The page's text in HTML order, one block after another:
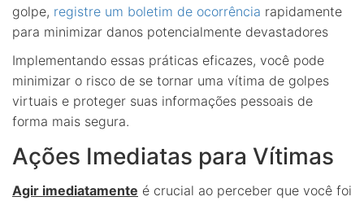
golpe, registre um boletim de ocorrência rapidamente
para minimizar danos potencialmente devastadores
Implementando essas práticas eficazes, você pode
minimizar o risco de se tornar uma vítima de golpes
virtuais e proteger suas informações pessoais de
forma mais segura.
Ações Imediatas para Vítimas
Agir imediatamente é crucial ao perceber que você foi